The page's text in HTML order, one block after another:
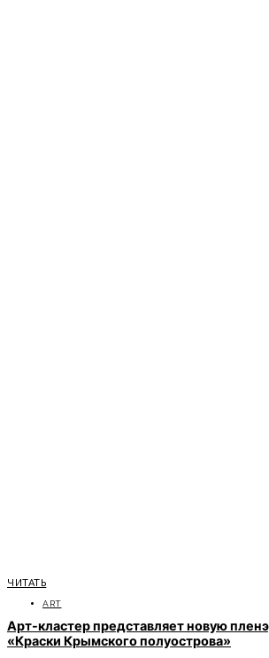
ЧИТАТЬ
ART
Арт-кластер представляет новую
«Краски Крымского полуострова»